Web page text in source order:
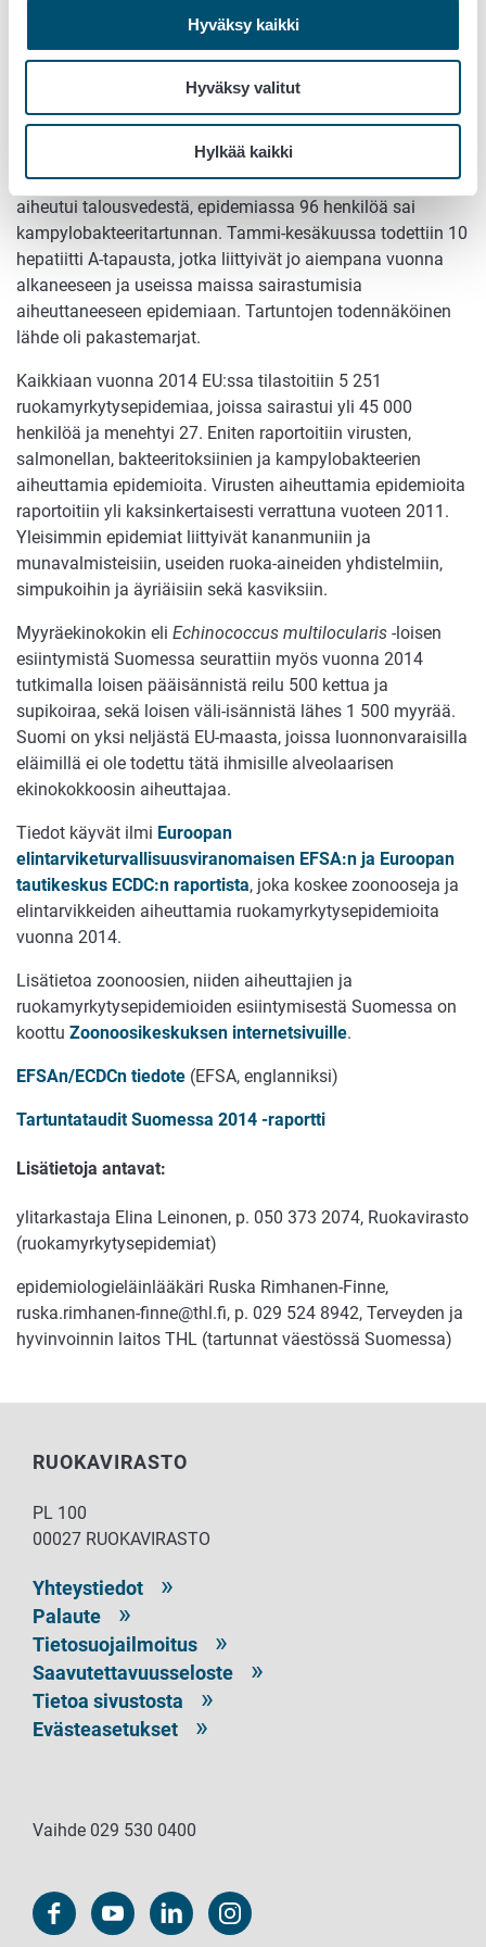
Hyväksy kaikki
Hyväksy valitut
Hylkää kaikki
markkinoilta ja sen tuotanto lopetettiin.
-bakteeri kykenee lisääntymään
jääkaappilämpötilassa sairautta aiheuttavalle tasolle jopa
2–3 päivässä. Evira suosittelee, että raakamaito käytetään
mahdollisimman nopeasti ja vain kuumennettavien ruokien
Suurin Suomessa raportoitu epidemia vuonna 2014
aiheutui talousvedestä, epidemiassa 96 henkilöä sai
kampylobakteeritartunnan. Tammi-kesäkuussa todettiin 10
hepatiitti A-tapausta, jotka liittyivät jo aiempana vuonna
alkaneeseen ja useissa maissa sairastumisia
aiheuttaneeseen epidemiaan. Tartuntojen todennäköinen
lähde oli pakastemarjat.
Kaikkiaan vuonna 2014 EU:ssa tilastoitiin 5 251
ruokamyrkytysepidemiaa, joissa sairastui yli 45 000
henkilöä ja menehtyi 27. Eniten raportoitiin virusten,
salmonellan, bakteeritoksiinien ja kampylobakteerien
aiheuttamia epidemioita. Virusten aiheuttamia epidemioita
raportoitiin yli kaksinkertaisesti verrattuna vuoteen 2011.
Yleisimmin epidemiat liittyivät kananmuniin ja
munavalmisteisiin, useiden ruoka-aineiden yhdistelmiin,
simpukoihin ja äyriäisiin sekä kasviksiin.
Myyräekinokokin eli Echinococcus multilocularis -loisen
esiintymistä Suomessa seurattiin myös vuonna 2014
tutkimalla loisen pääisännistä reilu 500 kettua ja
supikoiraa, sekä loisen väli-isännistä lähes 1 500 myyrää.
Suomi on yksi neljästä EU-maasta, joissa luonnonvaraisilla
eläimillä ei ole todettu tätä ihmisille alveolaarisen
ekinokokkoosin aiheuttajaa.
Tiedot käyvät ilmi Euroopan
elintarviketurvallisuusviranomaisen EFSA:n ja Euroopan
tautikeskus ECDC:n raportista, joka koskee zoonooseja ja
elintarvikkeiden aiheuttamia ruokamyrkytysepidemioita
vuonna 2014.
Lisätietoa zoonoosien, niiden aiheuttajien ja
ruokamyrkytysepidemioiden esiintymisestä Suomessa on
koottu Zoonoosikeskuksen internetsivuille.
EFSAn/ECDCn tiedote (EFSA, englanniksi)
Tartuntataudit Suomessa 2014 -raportti
Lisätietoja antavat:
ylitarkastaja Elina Leinonen, p. 050 373 2074, Ruokavirasto
(ruokamyrkytysepidemiat)
epidemiologieläinlääkäri Ruska Rimhanen-Finne,
ruska.rimhanen-finne@thl.fi, p. 029 524 8942, Terveyden ja
hyvinvoinnin laitos THL (tartunnat väestössä Suomessa)
RUOKAVIRASTO
PL 100
00027 RUOKAVIRASTO
Yhteystiedot
Palaute
Tietosuojailmoitus
Saavutettavuusseloste
Tietoa sivustosta
Evästeasetukset
Vaihde 029 530 0400